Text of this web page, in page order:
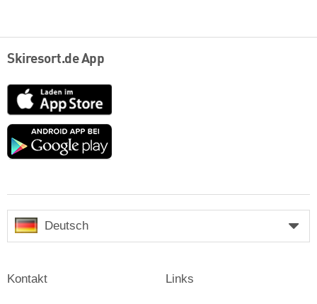
Skiresort.de App
App
Store
Google
Deutsch
Kontakt Links